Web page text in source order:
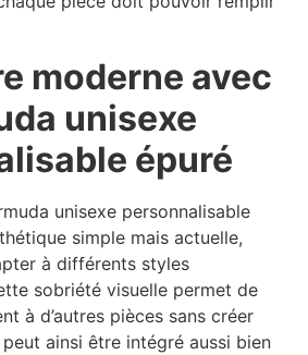
moderne avec
unisexe
épuré
unisexe personnalisable
simple mais actuelle,
à différents styles
sobriété visuelle permet de
à d’autres pièces sans créer
ainsi être intégré aussi bien